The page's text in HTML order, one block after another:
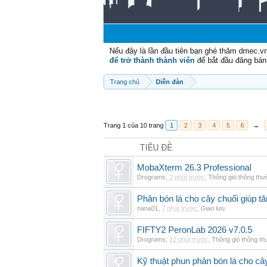
Nếu đây là lần đầu tiên bạn ghé thăm
để trở thành thành viên để bắt đầu đăng
Trang chủ Diễn đàn
Trang 1 của 10 trang 1 2 3 4 5 6 →
TIÊU ĐỀ
MobaXterm 26.3 Professional
Drograms 2 phút trước Thông gió thông
Phân bón lá cho cây chuối giúp
nana01 7 phút trước Giao lưu
FIFTY2 PeronLab 2026 v7.0.5
Drograms 12 phút trước Thông gió thông
Kỹ thuật phun phân bón lá cho